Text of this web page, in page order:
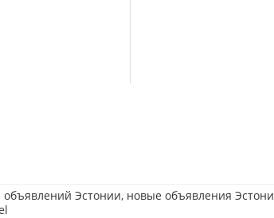
Эстонии, новые объявления